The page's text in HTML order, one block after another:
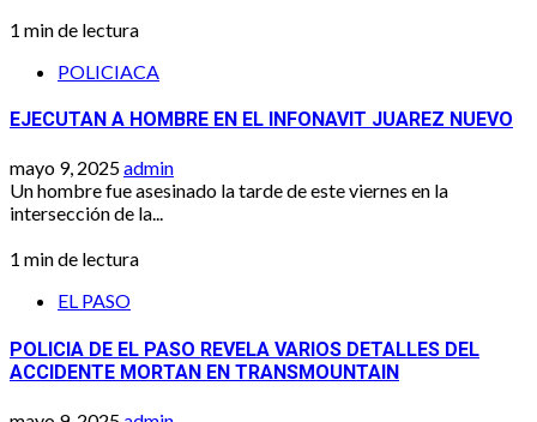
1 min de lectura
POLICIACA
EJECUTAN A HOMBRE EN EL INFONAVIT JUAREZ NUEVO
mayo 9, 2025admin
Un hombre fue asesinado la tarde de este viernes en la
intersección de la...
1 min de lectura
EL PASO
POLICIA DE EL PASO REVELA VARIOS DETALLES DEL
ACCIDENTE MORTAN EN TRANSMOUNTAIN